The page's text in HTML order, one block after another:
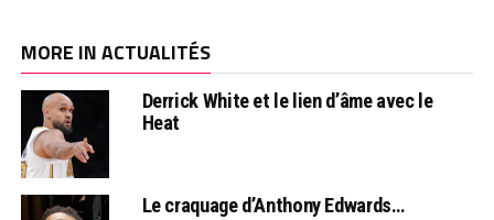
MORE IN ACTUALITÉS
Derrick White et le lien d’âme avec le
Heat
Le craquage d’Anthony Edwards…